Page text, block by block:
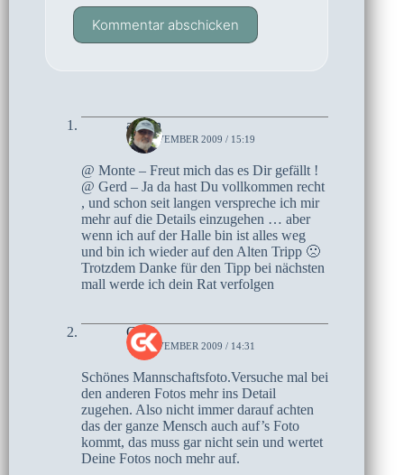
Kommentar abschicken
admin
18. NOVEMBER 2009 / 15:19
@ Monte – Freut mich das es Dir gefällt !
@ Gerd – Ja da hast Du vollkommen recht
, und schon seit langen verspreche ich mir
mehr auf die Details einzugehen … aber
wenn ich auf der Halle bin ist alles weg
und bin ich wieder auf den Alten Tripp 🙁
Trotzdem Danke für den Tipp bei nächsten
mall werde ich dein Rat verfolgen
Gerd
18. NOVEMBER 2009 / 14:31
Schönes Mannschaftsfoto.Versuche mal bei
den anderen Fotos mehr ins Detail
zugehen. Also nicht immer darauf achten
das der ganze Mensch auch auf’s Foto
kommt, das muss gar nicht sein und wertet
Deine Fotos noch mehr auf.